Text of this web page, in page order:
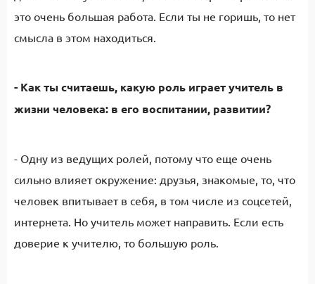
это очень большая работа. Если ты не горишь, то нет
смысла в этом находиться.
- Как ты считаешь, какую роль играет учитель в
жизни человека: в его воспитании, развитии?
- Одну из ведущих ролей, потому что еще очень
сильно влияет окружение: друзья, знакомые, то, что
человек впитывает в себя, в том числе из соцсетей,
интернета. Но учитель может направить. Если есть
доверие к учителю, то большую роль.